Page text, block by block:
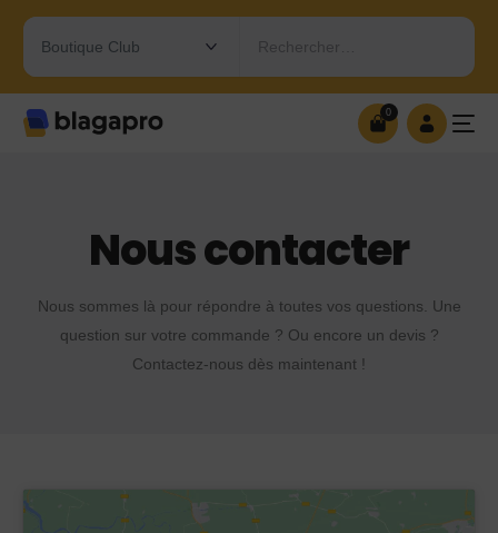
Rechercher…
0
Nous contacter
Nous sommes là pour répondre à toutes vos questions. Une
question sur votre commande ? Ou encore un devis ?
Contactez-nous dès maintenant !